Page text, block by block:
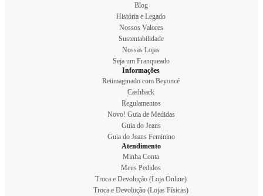
Blog
História e Legado
Nossos Valores
Sustentabilidade
Nossas Lojas
Seja um Franqueado
Informações
Reiimaginado com Beyoncé
Cashback
Regulamentos
Novo! Guia de Medidas
Guia do Jeans
Guia do Jeans Feminino
Atendimento
Minha Conta
Meus Pedidos
Troca e Devolução (Loja Online)
Troca e Devolução (Lojas Físicas)